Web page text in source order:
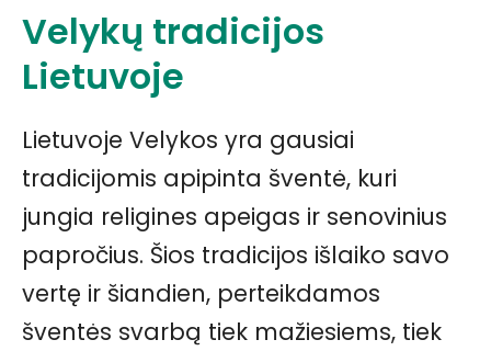
Velykų tradicijos
Lietuvoje
Lietuvoje Velykos yra gausiai
tradicijomis apipinta šventė, kuri
jungia religines apeigas ir senovinius
papročius. Šios tradicijos išlaiko savo
vertę ir šiandien, perteikdamos
šventės svarbą tiek mažiesiems, tiek